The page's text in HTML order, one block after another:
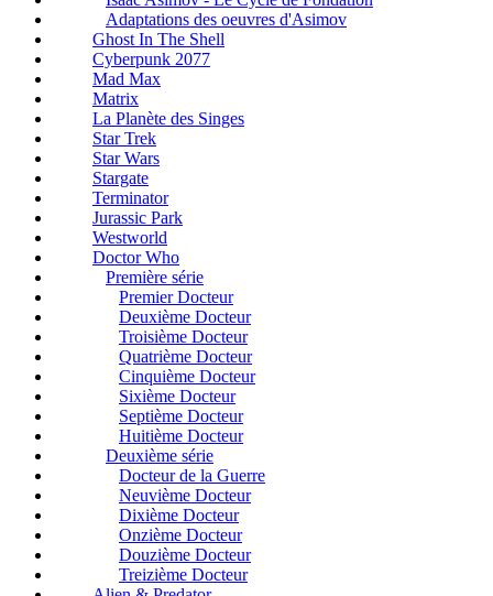
Adaptations des oeuvres d'Asimov
Ghost In The Shell
Cyberpunk 2077
Mad Max
Matrix
La Planète des Singes
Star Trek
Star Wars
Stargate
Terminator
Jurassic Park
Westworld
Doctor Who
Première série
Premier Docteur
Deuxième Docteur
Troisième Docteur
Quatrième Docteur
Cinquième Docteur
Sixième Docteur
Septième Docteur
Huitième Docteur
Deuxième série
Docteur de la Guerre
Neuvième Docteur
Dixième Docteur
Onzième Docteur
Douzième Docteur
Treizième Docteur